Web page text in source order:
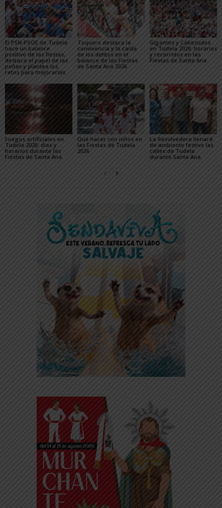
El PSN-PSOE de Tudela
hace un balance
positivo de las fiestas,
destaca el papel de las
peñas y plantea los
retos para mejorarlas
Toquero destaca la
convivencia y la caída
de los delitos en el
balance de las Fiestas
de Santa Ana 2026
Gigantes y Cabezudos
en Tudela 2026: horarios
y recorridos en las
Fiestas de Santa Ana
Fuegos artificiales en
Tudela 2026: días y
horarios durante las
Fiestas de Santa Ana
Qué hacer con niños en
las Fiestas de Tudela
2026
La Revolvedera llenará
de ambiente festivo las
calles de Tudela
durante Santa Ana